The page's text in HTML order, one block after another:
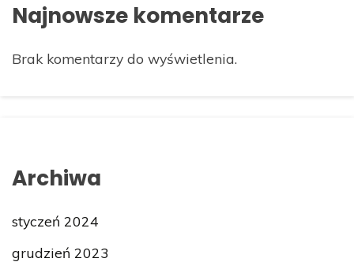
Najnowsze komentarze
Brak komentarzy do wyświetlenia.
Archiwa
styczeń 2024
grudzień 2023